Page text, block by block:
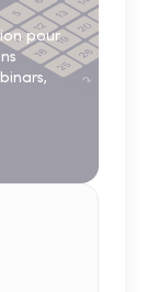
pour